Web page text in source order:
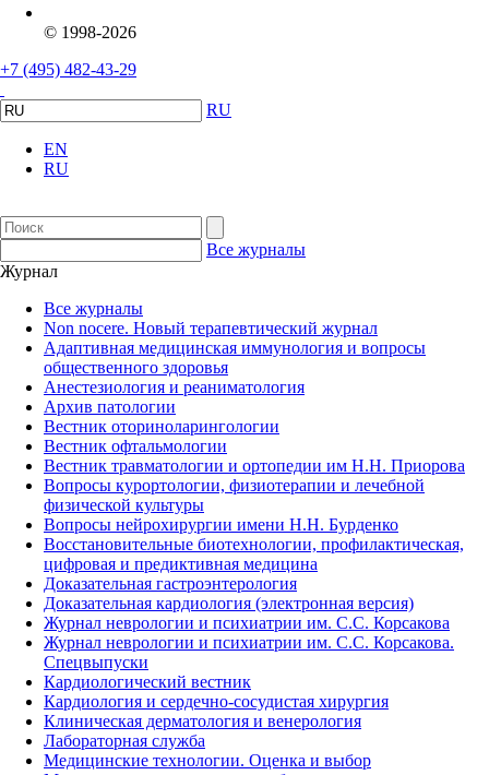
© 1998-2026
+7 (495) 482-43-29
RU
EN
RU
Все журналы
Журнал
Все журналы
Non nocere. Новый терапевтический журнал
Адаптивная медицинская иммунология и вопросы
общественного здоровья
Анестезиология и реаниматология
Архив патологии
Вестник оториноларингологии
Вестник офтальмологии
Вестник травматологии и ортопедии им Н.Н. Приорова
Вопросы курортологии, физиотерапии и лечебной
физической культуры
Вопросы нейрохирургии имени Н.Н. Бурденко
Восстановительные биотехнологии, профилактическая,
цифровая и предиктивная медицина
Доказательная гастроэнтерология
Доказательная кардиология (электронная версия)
Журнал неврологии и психиатрии им. С.С. Корсакова
Журнал неврологии и психиатрии им. С.С. Корсакова.
Спецвыпуски
Кардиологический вестник
Кардиология и сердечно-сосудистая хирургия
Клиническая дерматология и венерология
Лабораторная служба
Медицинские технологии. Оценка и выбор